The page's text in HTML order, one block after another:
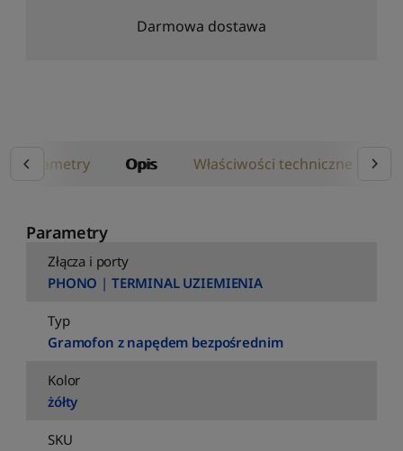
Darmowa dostawa
Parametry Opis Właściwości techniczne
Parametry
Złącza i porty
PHONO | TERMINAL UZIEMIENIA
Typ
Gramofon z napędem bezpośrednim
Kolor
żółty
SKU